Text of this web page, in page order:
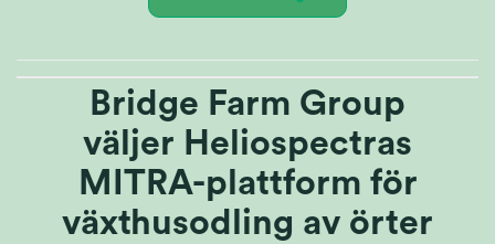
Bridge Farm Group
väljer Heliospectras
MITRA-plattform för
växthusodling av örter